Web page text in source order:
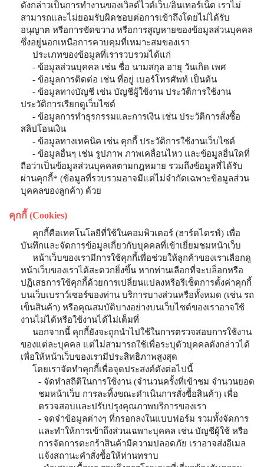
ดังกล่าวเป็นการทำงานของเวิลด์ไวด์เว็บ/อินเทอร์เน็ต เราไม่
สามารถและไม่ยอมรับผิดชอบต่อการเข้าถึงโดยไม่ได้รับ
อนุญาต หรือการขัดขวาง หรือการสูญหายของข้อมูลส่วนบุคคล
ซึ่งอยู่นอกเหนือการควบคุมที่เหมาะสมของเรา
ประเภทของข้อมูลที่เรารวบรวมได้แก่
- ข้อมูลส่วนบุคคล เช่น ชื่อ นามสกุล อายุ วันเกิด เพศ
- ข้อมูลการติดต่อ เช่น ที่อยู่ เบอร์โทรศัพท์ เป็นต้น
- ข้อมูลทางบัญชี เช่น บัญชีผู้ใช้งาน ประวัติการใช้งาน
ประวัติการเรียกดูเว็บไซต์
- ข้อมูลการทำธุรกรรมและการเงิน เช่น ประวัติการสั่งซื้อ
สลิปโอนเงิน
- ข้อมูลทางเทคนิค เช่น คุกกี้ ประวัติการใช้งานเว็บไซต์
- ข้อมูลอื่นๆ เช่น รูปภาพ ภาพเคลื่อนไหว และข้อมูลอื่นใดที่
ถือว่าเป็นข้อมูลส่วนบุคคลตามกฎหมาย รวมถึงข้อมูลที่ได้รับ
ผ่านคุกกี้* (ข้อมูลที่รวบรวมอาจมีแต่ไม่จำกัดเฉพาะข้อมูลส่วน
บุคคลของลูกค้า) ด้วย
คุกกี้ (Cookies)
คุกกี้คือเทคโนโลยีที่ใช้ในคอมพิวเตอร์ (ฮาร์ดไดรฟ์) เพื่อ
บันทึกและจัดการข้อมูลเกี่ยวกับบุคคลที่เข้าเยี่ยมชมหน้าเว็บ
หน้าเว็บของเรามีการใช้คุกกี้เพื่อช่วยให้ลูกค้าของเราเลือกดู
หน้าเว็บของเราได้สะดวกยิ่งขึ้น หากท่านเลือกที่จะบล็อกหรือ
ปฏิเสธการใช้คุกกี้ด้วยการเปลี่ยนแปลงหรือรีเซ็ตการตั้งค่าคุกกี้
บนเว็บเบราว์เซอร์ของท่าน บริการบางส่วนหรือทั้งหมด (เช่น รถ
เข็นสินค้า) หรือคุณสมบัติบางอย่างบนเว็บไซต์ของเราอาจใช้
งานไม่ได้หรือใช้งานได้ไม่เต็มที่
นอกจากนี้ คุกกี้ยังจะถูกนำไปใช้ในการตรวจสอบการใช้งาน
ของแต่ละบุคคล แต่ไม่สามารถใช้เพื่อระบุตัวบุคคลดังกล่าวได้
เพื่อให้หน้าเว็บของเรามีประสิทธิภาพสูงสุด
โดยเราจัดทำคุกกี้เพื่อจุดประสงค์ดังต่อไปนี้
- จัดทำสถิติในการใช้งาน (จำนวนครั้งที่เข้าชม จำนวนยอด
ชมหน้าเว็บ การละทิ้งขณะดำเนินการสั่งซื้อสินค้า) เพื่อ
ตรวจสอบและปรับปรุงคุณภาพบริการของเรา
- จดจำข้อมูลต่างๆ ที่กรอกลงในแบบฟอร์ม รวมทั้งจัดการ
และทำให้การเข้าถึงส่วนเฉพาะบุคคล เช่น บัญชีผู้ใช้ หรือ
การจัดการตะกร้าสินค้ามีความปลอดภัย เราอาจส่งอีเมล
แจ้งสถานะคำสั่งซื้อให้ท่านทราบ